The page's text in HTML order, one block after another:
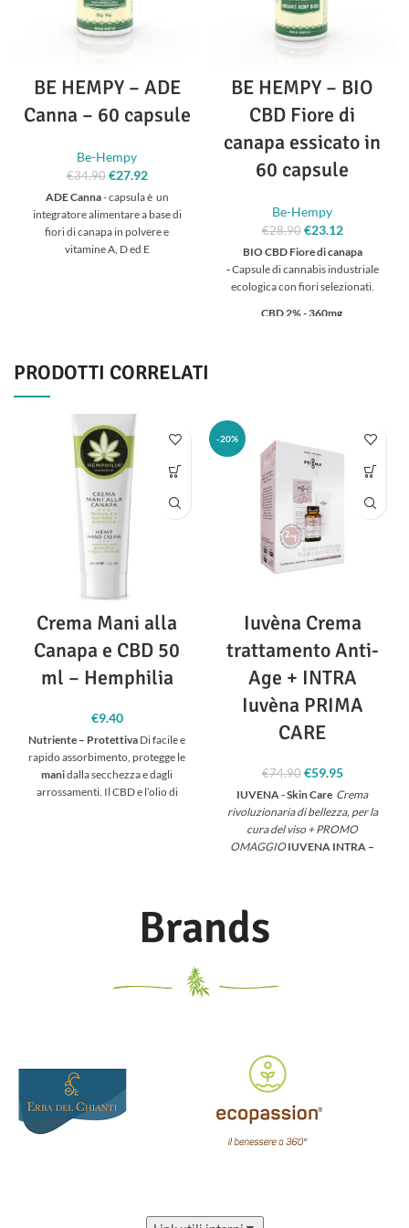
BE HEMPY – ADE
Canna – 60 capsule
Be-Hempy
€34.90
Il prezzo
originale era:
€34.90.
€27.92
attuale è:
€27.92.
ADE Canna- capsula è un
integratore alimentare a base di
fiori di canapa in polvere e
vitamine A, D ed E
distrofia muscolare.
COMPOSIZIONE
Fiori di canapa essiccati in
polvere
Vitamina E (DL-α-tocoferil
Vitamina A (Retinil acetato)
Vitamina D (Colecalciferolo)
Olio vegetale
CONTENUTO ADE-CANNA
32gr. (60 capsule)
BE HEMPY – BIO
CBD Fiore di
canapa essicato in
60 capsule
Be-Hempy
€28.90
Il prezzo
originale era:
€28.90.
€23.12
€23.12.
BIO CBD Fiore di canapa
-Capsule di cannabis industriale
ecologica con fiori selezionati.
CBD 2% - 360mg
PRODOTTI CORRELATI
Crema Mani alla
Canapa e CBD 50
ml – Hemphilia
€9.40
Nutriente – Protettiva Di facile e
rapido assorbimento, protegge le
manidalla secchezza e dagli
arrossamenti. Il CBD e l’olio di
Con Aloe vera bio,
frazione dell’olio di Oliva, olio di
vegetale, Allantoina, CBD, estratto
-20%
Iuvèna Crema
trattamento Anti-
Age + INTRA
Iuvèna PRIMA
CARE
€74.90
Il prezzo
originale era:
€59.95
attuale è:
€59.95.
IUVENA - Skin Care Crema
rivoluzionaria di bellezza, per la
cura del viso + PROMO
OMAGGIO IUVENA INTRA –
Acido rosmarinico.
rivestite per prendersi cura della
OUTIngredienti per trattamento
in caso di pelle affaticata, lassità
cutanea, rughe e segni del
per rivitalizzare la pelle
per un’azione antiage integrale
inassociazione sinergica
Brands